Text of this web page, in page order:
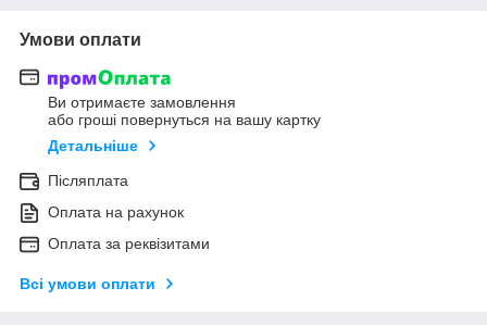
Умови оплати
Ви отримаєте замовлення
або гроші повернуться на вашу картку
Детальніше
Післяплата
Оплата на рахунок
Оплата за реквізитами
Всі умови оплати